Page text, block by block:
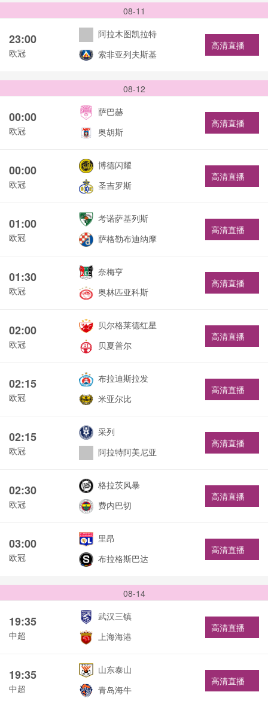
08-11
23:00
欧冠
阿拉木图凯拉特
索非亚列夫斯基
高清直播
08-12
00:00
欧冠
萨巴赫
奥胡斯
高清直播
00:00
欧冠
博德闪耀
圣吉罗斯
高清直播
01:00
欧冠
考诺萨基列斯
萨格勒布迪纳摩
高清直播
01:30
欧冠
奈梅亨
奥林匹亚科斯
高清直播
02:00
欧冠
贝尔格莱德红星
贝夏普尔
高清直播
02:15
欧冠
布拉迪斯拉发
米亚尔比
高清直播
02:15
欧冠
采列
阿拉特阿美尼亚
高清直播
02:30
欧冠
格拉茨风暴
费内巴切
高清直播
03:00
欧冠
里昂
布拉格斯巴达
高清直播
08-14
19:35
中超
武汉三镇
上海海港
高清直播
19:35
中超
山东泰山
青岛海牛
高清直播